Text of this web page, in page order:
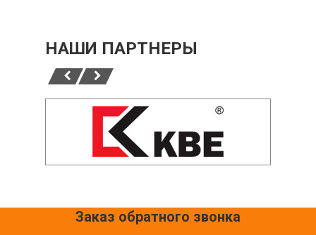
НАШИ ПАРТНЕРЫ
Заказ обратного звонка